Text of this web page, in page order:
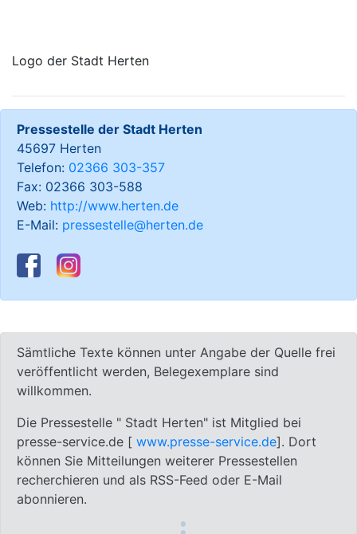
Logo der Stadt Herten
Pressestelle der Stadt Herten
45697 Herten
Telefon: 02366 303-357
Fax: 02366 303-588
Web: http://www.herten.de
E-Mail: pressestelle@herten.de
Sämtliche Texte können unter Angabe der Quelle frei
veröffentlicht werden, Belegexemplare sind
willkommen.
Die Pressestelle " Stadt Herten" ist Mitglied bei
presse-service.de [ www.presse-service.de]. Dort
können Sie Mitteilungen weiterer Pressestellen
recherchieren und als RSS-Feed oder E-Mail
abonnieren.